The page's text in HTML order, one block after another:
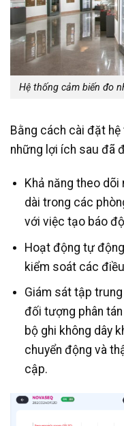
Hệ thống cảm biến đo
Bằng cách cài đặt
những lợi ích sau đã
Khả năng theo
dài trong các
với việc tạo báo
Hoạt động tự
kiểm soát các
Giám sát tập
đối tượng phân
bộ ghi không dây
chuyển động và
cập.